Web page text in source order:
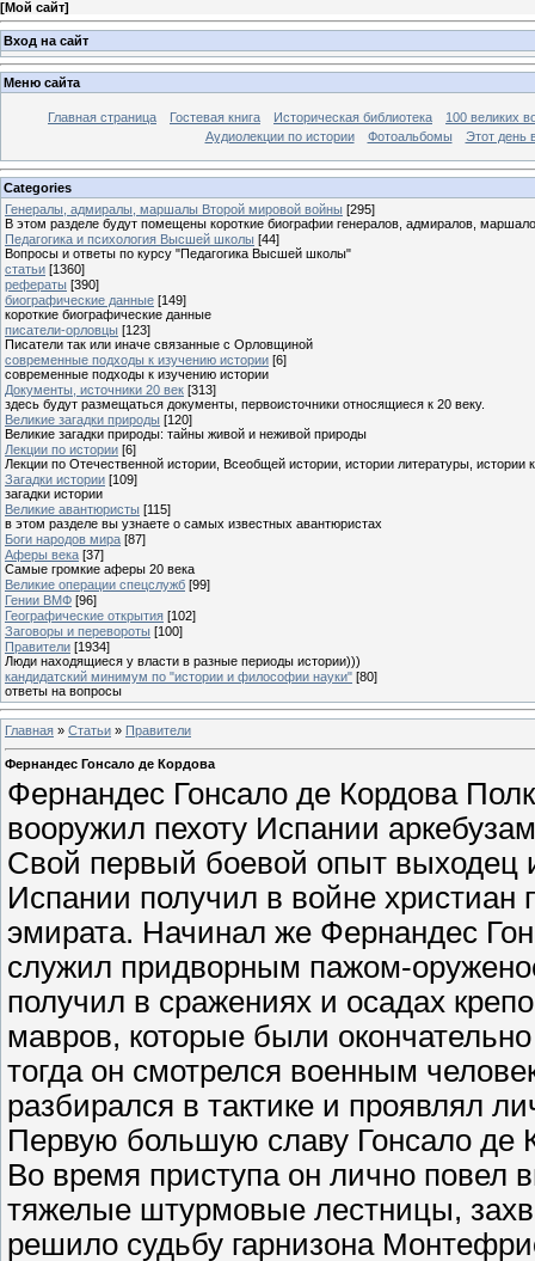
[Мой сайт]
Вход на сайт
Меню сайта
Главная страница Гостевая книга Историческая библиотека
100 великих
Аудиолекции по истории
Фотоальбомы Этот день
Categories
Генералы, адмиралы, маршалы Второй мировой войны [295]
В этом разделе будут помещены короткие биографии генералов, адмиралов,
Педагогика и психология Высшей школы [44]
Вопросы и ответы по курсу "Педагогика Высшей школы"
статьи [1360]
рефераты [390]
биографические данные [149]
короткие биографические данные
писатели-орловцы [123]
Писатели так или иначе связанные с Орловщиной
современные подходы к изучению истории [6]
современные подходы к изучению истории
Документы, источники 20 век [313]
здесь будут размещаться документы, первоисточники относящиеся к 20 веку.
Великие загадки природы [120]
Великие загадки природы: тайны живой и неживой природы
Лекции по истории [6]
Лекции по Отечественной истории, Всеобщей истории, истории литературы, истории
Загадки истории [109]
загадки истории
Великие авантюристы [115]
в этом разделе вы узнаете о самых известных авантюристах
Боги народов мира [87]
Аферы века [37]
Самые громкие аферы 20 века
Великие операции спецслужб [99]
Гении ВМФ [96]
Географические открытия [102]
Заговоры и перевороты [100]
Правители [1934]
Люди находящиеся у власти в разные периоды истории)))
кандидатский минимум по "истории и философии науки" [80]
ответы на вопросы
Главная » Статьи » Правители
Фернандес Гонсало де Кордова
Фернандес Гонсало де Кордова
вооружил пехоту Испании
Свой первый боевой опыт выходец
Испании получил в войне христиан
эмирата. Начинал же Фернандес
служил придворным пажом-
получил в сражениях и осадах
мавров, которые были
тогда он смотрелся военным
разбирался в тактике и проявлял
Первую большую славу Гонсало де
Во время приступа он лично повел
тяжелые штурмовые лестницы,
решило судьбу гарнизона